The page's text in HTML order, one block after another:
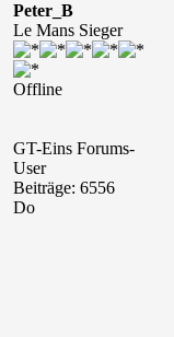
Peter_B
Le Mans Sieger
Offline
GT-Eins Forums-
User
Beiträge: 6556
Do